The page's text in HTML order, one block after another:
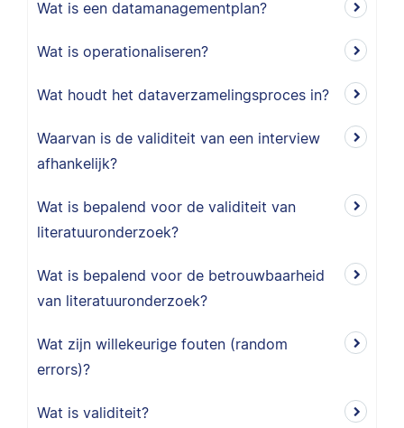
Wat is een datamanagementplan?
Wat is operationaliseren?
Wat houdt het dataverzamelingsproces in?
Waarvan is de validiteit van een interview
afhankelijk?
Wat is bepalend voor de validiteit van
literatuuronderzoek?
Wat is bepalend voor de betrouwbaarheid
van literatuuronderzoek?
Wat zijn willekeurige fouten (random
errors)?
Wat is validiteit?